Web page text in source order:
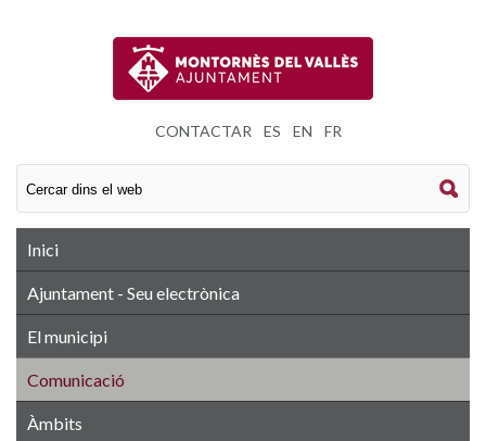
CONTACTAR ES EN FR
Inici
Ajuntament - Seu electrònica
El municipi
Comunicació
Àmbits